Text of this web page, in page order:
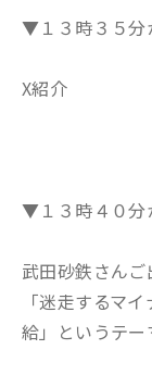
▼１３時３５分
X紹介
▼１３時４０分
武田砂鉄さんご
「迷走するマ
給」というテー